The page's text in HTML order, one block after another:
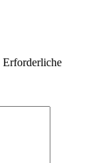
Erforderliche